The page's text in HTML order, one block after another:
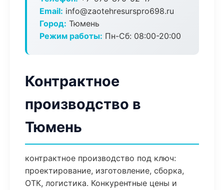
Email: info@zaotehresurspro698.ru
Город: Тюмень
Режим работы: Пн-Сб: 08:00-20:00
Контрактное
производство в
Тюмень
контрактное производство под ключ:
проектирование, изготовление, сборка,
ОТК, логистика. Конкурентные цены и